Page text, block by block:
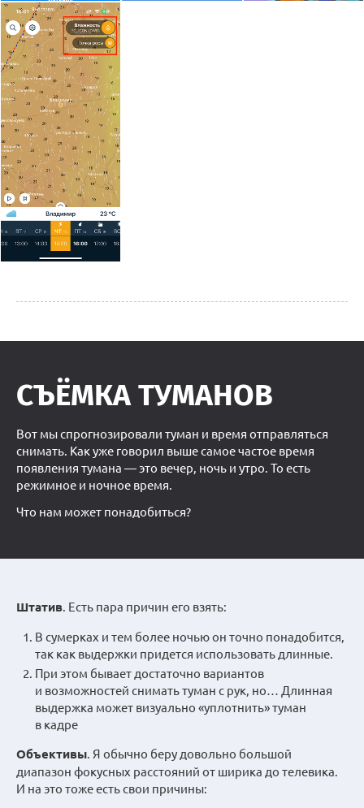
СЪЁМКА ТУМАНОВ
Вот мы спрогнозировали туман и время отправляться
снимать. Как уже говорил выше самое частое время
появления тумана — это вечер, ночь и утро. То есть
режимное и ночное время.
Что нам может понадобиться?
Штатив . Есть пара причин его взять:
В сумерках и тем более ночью он точно понадобится,
так как выдержки придется использовать длинные.
При этом бывает достаточно вариантов
и возможностей снимать туман с рук, но… Длинная
выдержка может визуально «уплотнить» туман
в кадре
Объективы . Я обычно беру довольно большой
диапазон фокусных расстояний от ширика до телевика.
И на это тоже есть свои причины: